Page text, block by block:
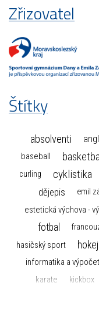
Zřizovatel
Štítky
absolventi
baseball
curling cyklistika
dějepis emil
estetická výchova -
fotbal
hasičský sport hokej
informatika a
karate
kickbox